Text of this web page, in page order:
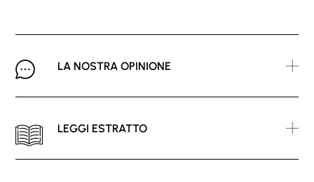
LA NOSTRA OPINIONE
LEGGI ESTRATTO